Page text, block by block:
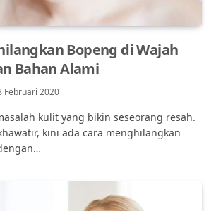
Bopeng di Wajah
Bahan Alami
Februari 2020
kulit yang bikin seseorang resah.
kini ada cara menghilangkan